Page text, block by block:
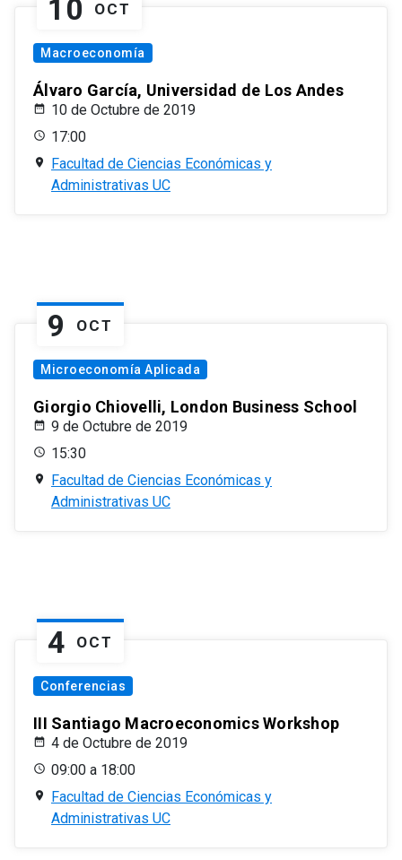
10 OCT
Macroeconomía
Álvaro García, Universidad de Los Andes
10 de Octubre de 2019
17:00
Facultad de Ciencias Económicas y
Administrativas UC
9 OCT
Microeconomía Aplicada
Giorgio Chiovelli, London Business School
9 de Octubre de 2019
15:30
Facultad de Ciencias Económicas y
Administrativas UC
4 OCT
Conferencias
III Santiago Macroeconomics Workshop
4 de Octubre de 2019
09:00 a 18:00
Facultad de Ciencias Económicas y
Administrativas UC